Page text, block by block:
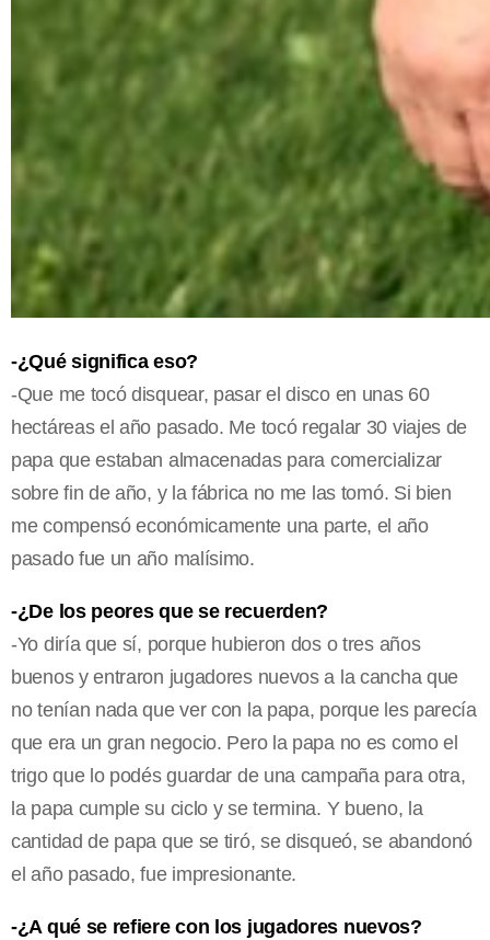
-¿Qué significa eso?
-Que me tocó disquear, pasar el disco en unas 60
hectáreas el año pasado. Me tocó regalar 30 viajes de
papa que estaban almacenadas para comercializar
sobre fin de año, y la fábrica no me las tomó. Si bien
me compensó económicamente una parte, el año
pasado fue un año malísimo.
-¿De los peores que se recuerden?
-Yo diría que sí, porque hubieron dos o tres años
buenos y entraron jugadores nuevos a la cancha que
no tenían nada que ver con la papa, porque les parecía
que era un gran negocio. Pero la papa no es como el
trigo que lo podés guardar de una campaña para otra,
la papa cumple su ciclo y se termina. Y bueno, la
cantidad de papa que se tiró, se disqueó, se abandonó
el año pasado, fue impresionante.
-¿A qué se refiere con los jugadores nuevos?